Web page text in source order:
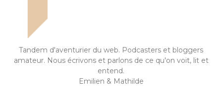
Tandem d'aventurier du web. Podcasters et bloggers
amateur. Nous écrivons et parlons de ce qu'on voit, lit et
entend.
Emilien & Mathilde